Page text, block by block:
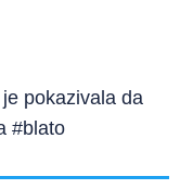
pokazivala da
#blato